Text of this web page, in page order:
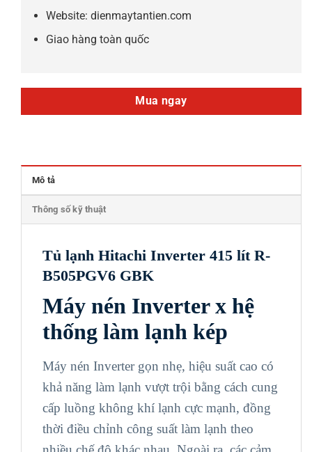
Website: dienmaytantien.com
Giao hàng toàn quốc
Mua ngay
Mô tả
Thông số kỹ thuật
Tủ lạnh Hitachi Inverter 415 lít R-
B505PGV6 GBK
Máy nén Inverter x hệ
thống làm lạnh kép
Máy nén Inverter gọn nhẹ, hiệu suất cao có
khả năng làm lạnh vượt trội bằng cách cung
cấp luồng không khí lạnh cực mạnh, đồng
thời điều chỉnh công suất làm lạnh theo